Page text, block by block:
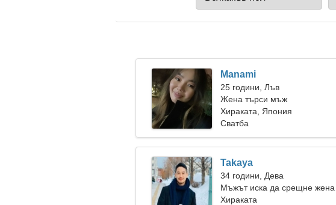
Manami
25 години, Лъв
Жена търси мъж
Хираката, Япония
Сватба
Takaya
34 години, Дева
Мъжът иска да срещне жена
Хираката